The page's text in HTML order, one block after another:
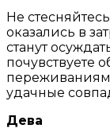
Не
оказались в
станут
почувствуете
удачные
Дева